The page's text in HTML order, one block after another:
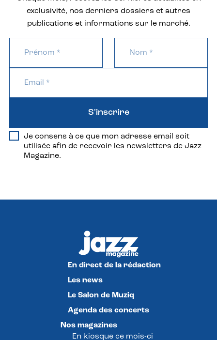
exclusivité, nos derniers dossiers et autres
publications et informations sur le marché.
Je consens à ce que mon adresse email soit
utilisée afin de recevoir les newsletters de Jazz
Magazine.
S'inscrire
En direct de la rédaction
Les news
Le Salon de Muziq
Agenda des concerts
Nos magazines
En kiosque ce mois-ci